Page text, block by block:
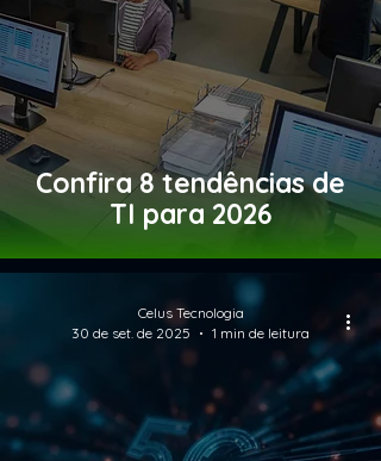
Confira 8 tendências de
TI para 2026
Celus Tecnologia
30 de set. de 2025
1 min de leitura